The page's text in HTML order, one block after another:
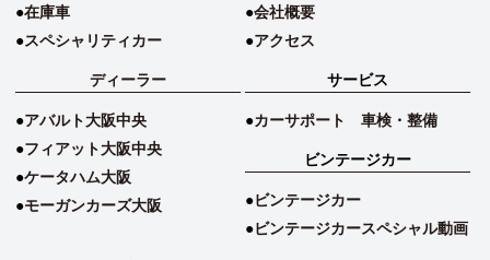
在庫車
スペシャリティカー
会社概要
アクセス
ディーラー
アバルト大阪中央
フィアット大阪中央
ケータハム大阪
モーガンカーズ大阪
サービス
カーサポート 車検・整備
ビンテージカー
ビンテージカー
ビンテージカースペシャル動画